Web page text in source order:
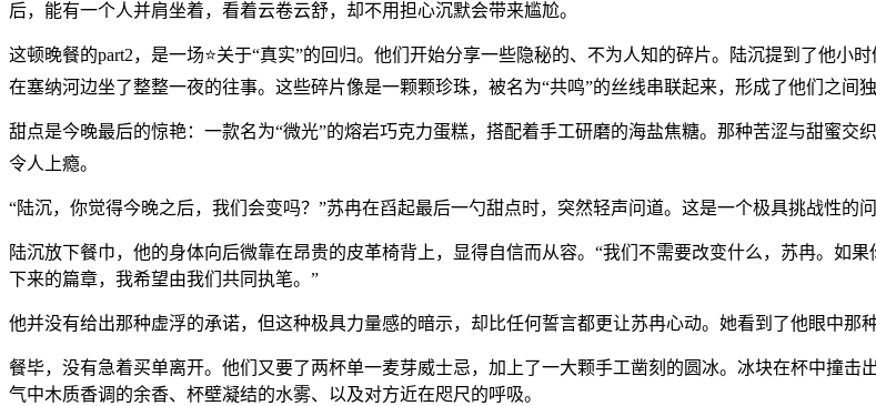
后，能有一个人并肩坐着，看着云卷云舒，却不用担心沉默会带来尴尬。
这顿晚餐的part2，是一场⭐关于“真实”的回归。他们开始分享一些隐秘的、不为人知的碎片。陆沉提到了他
在塞纳河边坐了整整一夜的往事。这些碎片像是一颗颗珍珠，被名为“共鸣”的丝线串联起来，形成了他们之间
甜点是今晚最后的惊艳：一款名为“微光”的熔岩巧克力蛋糕，搭配着手工研磨的海盐焦糖。那种苦涩与甜蜜
令人上瘾。
“陆沉，你觉得今晚之后，我们会变吗？”苏冉在舀起最后一勺甜点时，突然轻声问道。这是一个极具挑战性的
陆沉放下餐巾，他的身体向后微靠在昂贵的皮革椅背上，显得自信而从容。“我们不需要改变什么，苏冉。如
下来的篇章，我希望由我们共同执笔。”
他并没有给出那种虚浮的承诺，但这种极具力量感的暗示，却比任何誓言都更让苏冉心动。她看到了他眼中那
餐毕，没有急着买单离开。他们又要了两杯单一麦芽威士忌，加上了一大颗手工凿刻的圆冰。冰块在杯中撞
气中木质香调的余香、杯壁凝结的水雾、以及对方近在咫尺的呼吸。